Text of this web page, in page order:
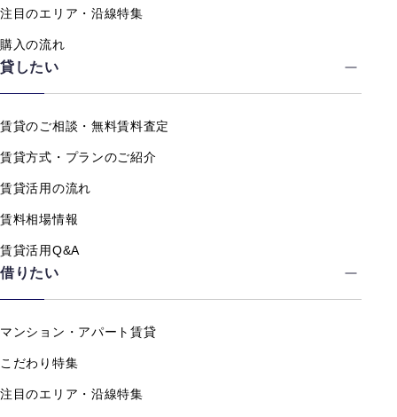
注目のエリア・沿線特集
購入の流れ
貸したい
賃貸のご相談・無料賃料査定
賃貸方式・プランのご紹介
賃貸活用の流れ
賃料相場情報
賃貸活用Q&A
借りたい
マンション・アパート賃貸
こだわり特集
注目のエリア・沿線特集